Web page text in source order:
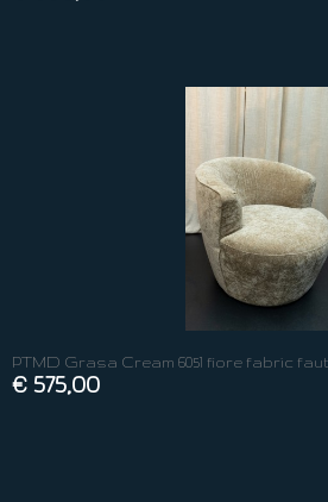
PTMD Grasa Cream 6051 fiore fabric
€ 575,00